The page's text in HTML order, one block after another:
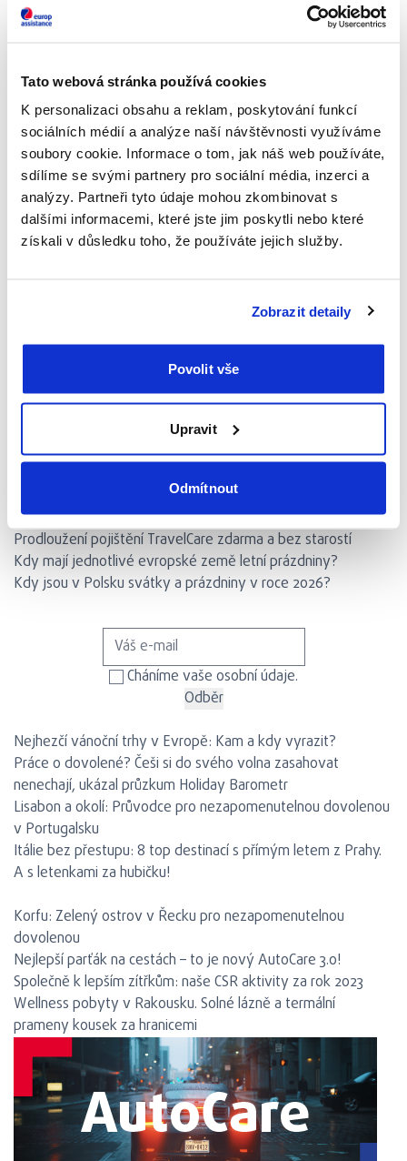
Tato webová stránka používá cookies
K personalizaci obsahu a reklam, poskytování funkcí
sociálních médií a analýze naší návštěvnosti využíváme
soubory cookie. Informace o tom, jak náš web používáte,
sdílíme se svými partnery pro sociální média, inzerci a
analýzy. Partneři tyto údaje mohou zkombinovat s
dalšími informacemi, které jste jim poskytli nebo které
získali v důsledku toho, že používáte jejich služby.
Zobrazit detaily
Povolit vše
Upravit
Odmítnout
Proč nestačí pouze modrá kartička, plná nádrž a dálniční
Přečtěte si více
60. výročí Europ Assistance
18.7.2023
Věděli jste, že Europ Assistance je nejstarší asistenční
službou na světě? Již v roce 1963 Pierre Desnos vymyslel
koncept asistenčních služeb a založil společnost Europ
Assistance. O čtrnáct let později dosáhl počet jejích klientů
V&nbsp;současnosti je skupina Europ Assistance jednou z
svého založení.
Přečtěte si více
1 2 ... 8 9 10 11 12 13
Společnost Generali představuje Redion
Prodloužení pojištění TravelCare zdarma a bez starostí
Kdy mají jednotlivé evropské země letní prázdniny?
Kdy jsou v Polsku svátky a prázdniny v roce 2026?
Cháníme vaše osobní údaje.
Nejhezčí vánoční trhy v Evropě: Kam a kdy vyrazit?
Práce o dovolené? Češi si do svého volna zasahovat
nenechají, ukázal průzkum Holiday Barometr
Lisabon a okolí: Průvodce pro nezapomenutelnou dovolenou
v Portugalsku
Itálie bez přestupu: 8 top destinací s přímým letem z Prahy.
A s letenkami za hubičku!
Korfu: Zelený ostrov v Řecku pro nezapomenutelnou
dovolenou
Nejlepší parťák na cestách – to je nový AutoCare 3.0!
Společně k lepším zítřkům: naše CSR aktivity za rok 2023
Wellness pobyty v Rakousku. Solné lázně a termální
prameny kousek za hranicemi